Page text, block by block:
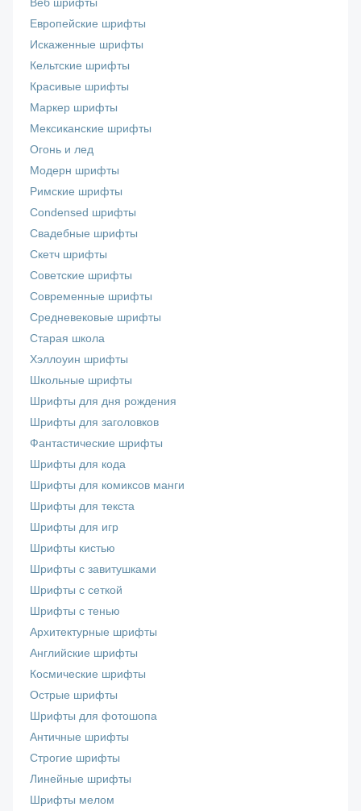
Веб шрифты
Европейские шрифты
Искаженные шрифты
Кельтские шрифты
Красивые шрифты
Маркер шрифты
Мексиканские шрифты
Огонь и лед
Модерн шрифты
Римские шрифты
Сondensed шрифты
Свадебные шрифты
Скетч шрифты
Советские шрифты
Современные шрифты
Средневековые шрифты
Старая школа
Хэллоуин шрифты
Школьные шрифты
Шрифты для дня рождения
Шрифты для заголовков
Фантастические шрифты
Шрифты для кода
Шрифты для комиксов манги
Шрифты для текста
Шрифты для игр
Шрифты кистью
Шрифты с завитушками
Шрифты с сеткой
Шрифты с тенью
Архитектурные шрифты
Английские шрифты
Космические шрифты
Острые шрифты
Шрифты для фотошопа
Античные шрифты
Строгие шрифты
Линейные шрифты
Шрифты мелом